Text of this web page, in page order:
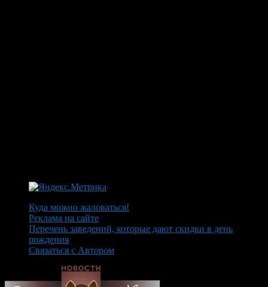
Куда можно жаловаться!
Реклама на сайте
Перечень заведений, которые дают скидки в день
рождения
Связаться с Автором